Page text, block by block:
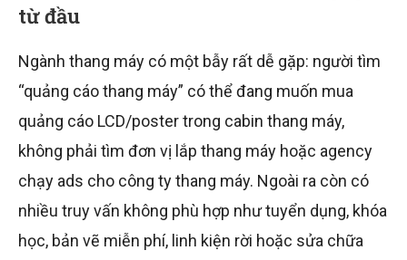
từ đầu
Ngành thang máy có một bẫy rất dễ gặp: người tìm
“quảng cáo thang máy” có thể đang muốn mua
quảng cáo LCD/poster trong cabin thang máy,
không phải tìm đơn vị lắp thang máy hoặc agency
chạy ads cho công ty thang máy. Ngoài ra còn có
nhiều truy vấn không phù hợp như tuyển dụng, khóa
học, bản vẽ miễn phí, linh kiện rời hoặc sửa chữa